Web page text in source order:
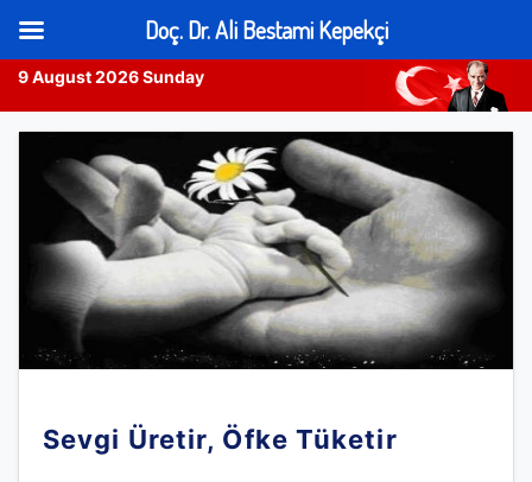
9 August 2026 Sunday
content
Sevgi Üretir, Öfke Tüketir
Doç. Dr. Ali Bestami Kepekçi